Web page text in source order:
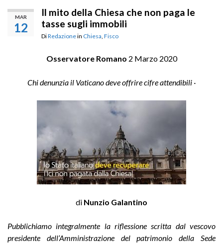
MAR
12
Il mito della Chiesa che non paga le
tasse sugli immobili
DiRedazionein Chiesa Fisco
Osservatore Romano 2 Marzo 2020
Chi denunzia il Vaticano deve offrire cifre attendibili ·
di Nunzio Galantino
Pubblichiamo integralmente la riflessione scritta dal vescovo
presidente dell’Amministrazione del patrimonio della Sede